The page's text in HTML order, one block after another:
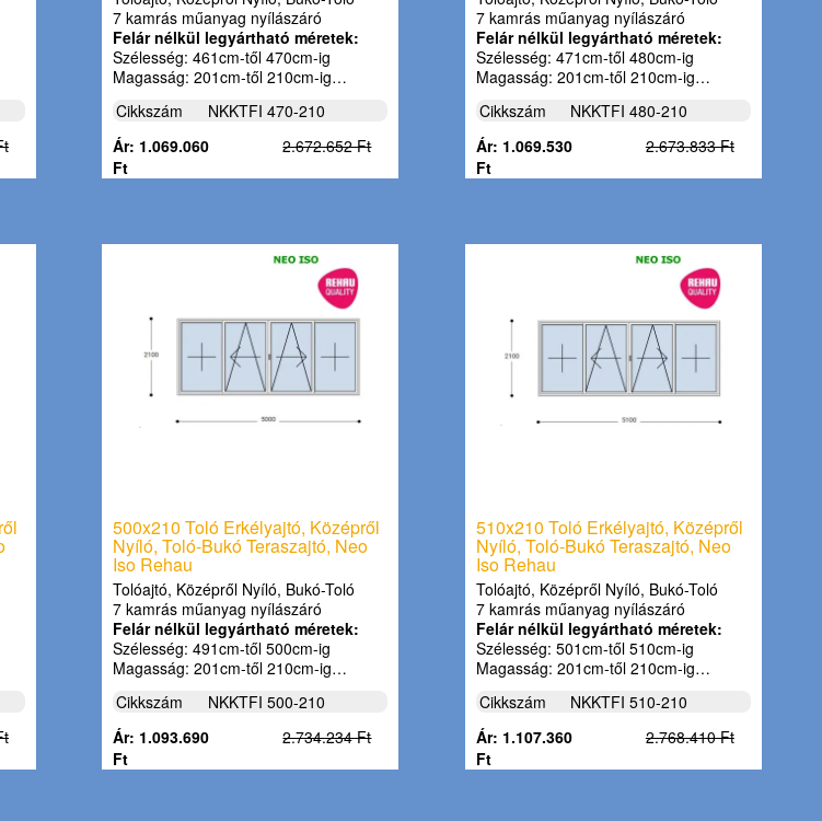
7 kamrás műanyag nyílászáró
Felár nélkül legyártható méretek:
Szélesség: 461cm-től 470cm-ig
Magasság: 201cm-től 210cm-ig…
Cikkszám
NKKTFI 470-210
Ár: 1.069.060
Ft
2.672.652 Ft
7 kamrás műanyag nyílászáró
Felár nélkül legyártható méretek:
Szélesség: 471cm-től 480cm-ig
Magasság: 201cm-től 210cm-ig…
Cikkszám
NKKTFI 480-210
Ár: 1.069.530
Ft
2.673.833 Ft
500x210 Toló Erkélyajtó, Középről
Nyíló, Toló-Bukó Teraszajtó, Neo
Iso Rehau
Tolóajtó, Középről Nyíló, Bukó-Toló
7 kamrás műanyag nyílászáró
Felár nélkül legyártható méretek:
Szélesség: 491cm-től 500cm-ig
Magasság: 201cm-től 210cm-ig…
Cikkszám
NKKTFI 500-210
Ár: 1.093.690
Ft
2.734.234 Ft
510x210 Toló Erkélyajtó, Középről
Nyíló, Toló-Bukó Teraszajtó, Neo
Iso Rehau
Tolóajtó, Középről Nyíló, Bukó-Toló
7 kamrás műanyag nyílászáró
Felár nélkül legyártható méretek:
Szélesség: 501cm-től 510cm-ig
Magasság: 201cm-től 210cm-ig…
Cikkszám
NKKTFI 510-210
Ár: 1.107.360
Ft
2.768.410 Ft